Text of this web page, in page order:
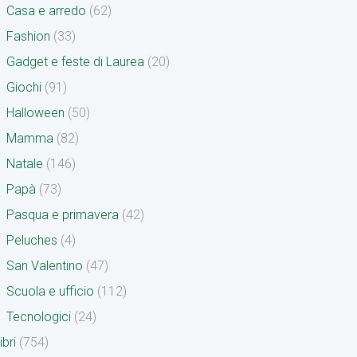
Casa e arredo (62)
Fashion (33)
Gadget e feste di Laurea (20)
Giochi (91)
Halloween (50)
Mamma (82)
Natale (146)
Papà (73)
Pasqua e primavera (42)
Peluches (4)
San Valentino (47)
Scuola e ufficio (112)
Tecnologici (24)
(754)